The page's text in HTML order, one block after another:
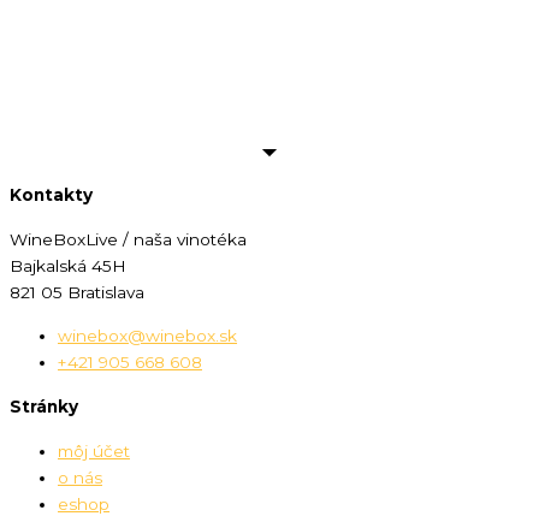
Kontakty
WineBoxLive / naša vinotéka
Bajkalská 45H
821 05 Bratislava
winebox@winebox.sk
+421 905 668 608
Stránky
môj účet
o nás
eshop